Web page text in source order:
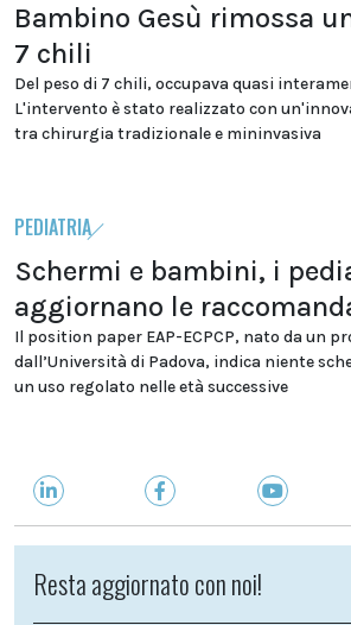
Bambino Gesù rimossa
7 chili
Del peso di 7 chili, occupava quasi
L'intervento è stato realizzato con
tra chirurgia tradizionale e mininvasiva
PEDIATRIA
Schermi e bambini, i
aggiornano le
Il position paper EAP-ECPCP, nato da un
dall’Università di Padova, indica niente
un uso regolato nelle età successive
Resta aggiornato con noi!